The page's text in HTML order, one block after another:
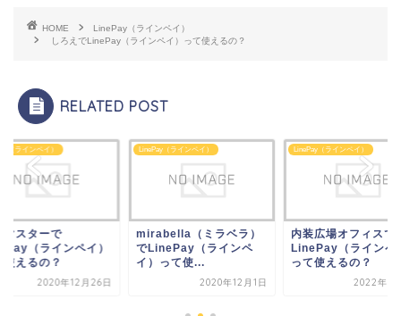
HOME
LinePay（ラインペイ）
しろえでLinePay（ラインペイ）って使えるの？
RELATED POST
（ラインペイ）
マスターで
（ラインペイ）
使えるの？
2020年12月26日
LinePay（ラインペイ）
mirabella（ミラベラ）
でLinePay（ラインペ
イ）って使...
2020年12月1日
LinePay（ラインペイ）
内装広場オフィスで
LinePay（ラインペ
って使えるの？
2022年7